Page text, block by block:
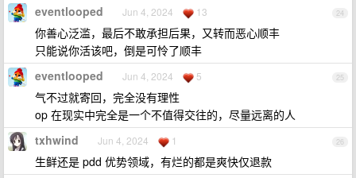
24
eventlooped Jun 4, 2024 13
你善心泛滥，最后不敢承担后果，又转而恶心顺丰
只能说你活该吧，倒是可怜了顺丰
25
eventlooped Jun 4, 2024 5
气不过就寄回，完全没有理性
op 在现实中完全是一个不值得交往的，尽量远离的人
26
txhwind Jun 4, 2024 1
生鲜还是 pdd 优势领域，有烂的都是爽快仅退款